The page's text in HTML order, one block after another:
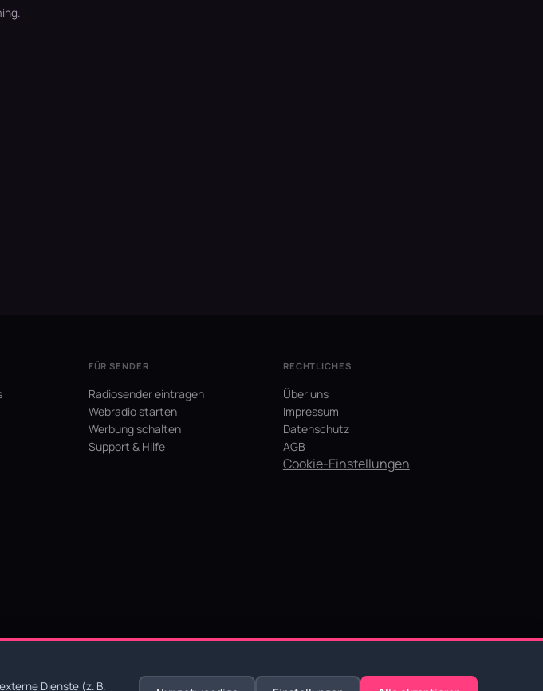
FÜR SENDER
Radiosender eintragen
Webradio starten
Werbung schalten
Support & Hilfe
RECHTLICHES
Über uns
Impressum
Datenschutz
AGB
Cookie-Einstellungen
Dienste (z. B.